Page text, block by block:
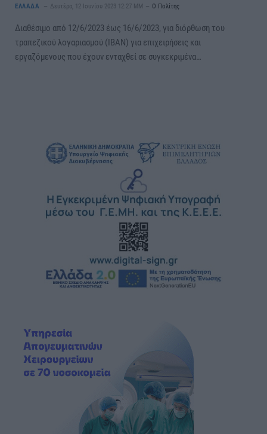
ΕΛΛΑΔΑ Δευτέρα, 12 Ιουνίου 2023 12:27 ΜΜ Ο Πολίτης
Διαθέσιμο από 12/6/2023 έως 16/6/2023, για διόρθωση του
τραπεζικού λογαριασμού (ΙΒΑΝ) για επιχειρήσεις και
εργαζόμενους που έχουν ενταχθεί σε συγκεκριμένα…